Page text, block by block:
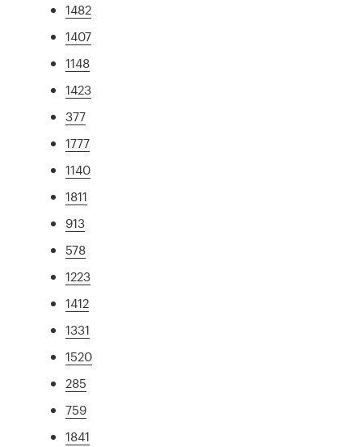
1482
1407
1148
1423
377
1777
1140
1811
913
578
1223
1412
1331
1520
285
759
1841